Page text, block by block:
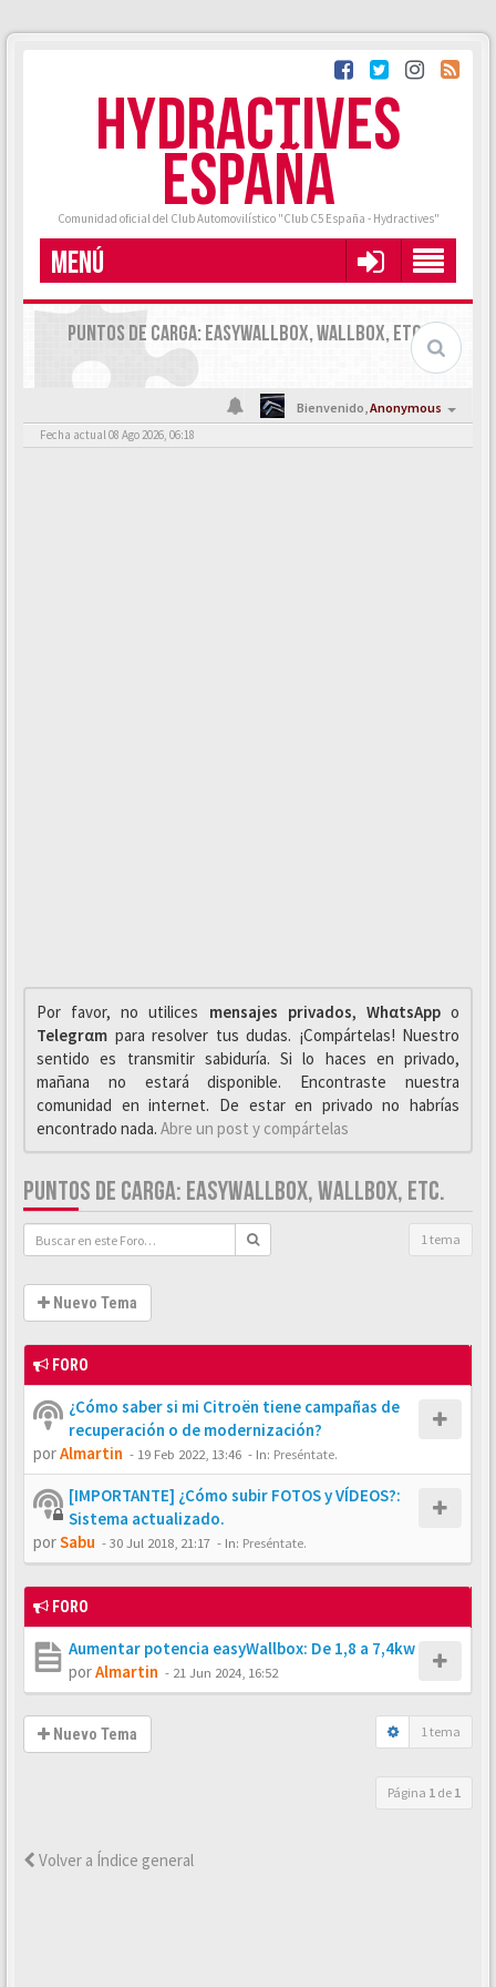
HYDRACTIVES
ESPAÑA
Comunidad oficial del Club Automovilístico "Club C5 España - Hydractives"
MENÚ
PUNTOS DE CARGA: EASYWALLBOX, WALLBOX, ETC.
Bienvenido,Anonymous
Fecha actual 08 Ago 2026, 06:18
Por favor, no utilices mensajes privados, WhαtsAppo
Telegrαm para resolver tus dudas. ¡Compártelas! Nuestro
sentido es transmitir sabiduría. Si lo haces en privado,
mañana no estará disponible. Encontraste nuestra
comunidad en internet. De estar en privado no habrías
encontrado nada. Abre un post y compártelas
PUNTOS DE CARGA: EASYWALLBOX, WALLBOX, ETC.
1 tema
Nuevo Tema
FORO
¿Cómo saber si mi Citroën tiene campañas de
recuperación o de modernización?
porAlmartin - 19 Feb 2022, 13:46 - In: Preséntate.
[IMPORTANTE] ¿Cómo subir FOTOS y VÍDEOS?:
Sistema actualizado.
porSabu -30 Jul 2018, 21:17 - In: Preséntate.
FORO
Aumentar potencia easyWallbox: De 1,8 a 7,4kw
porAlmartin - 21 Jun 2024, 16:52
Nuevo Tema 1 tema
Página 1 de 1
Volver a Índice general